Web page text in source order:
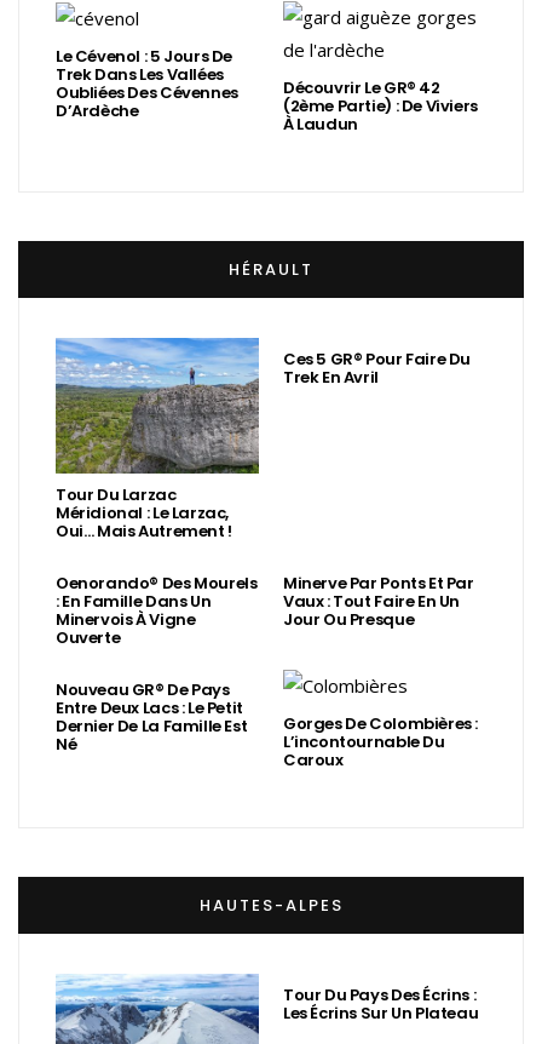
Le Cévenol : 5 Jours De
Trek Dans Les Vallées
Oubliées Des Cévennes
D’Ardèche
Découvrir Le GR® 42
(2ème Partie) : De Viviers
À Laudun
HÉRAULT
Tour Du Larzac
Méridional : Le Larzac,
Oui… Mais Autrement !
Ces 5 GR® Pour Faire Du
Trek En Avril
Oenorando® Des Mourels
: En Famille Dans Un
Minervois À Vigne
Ouverte
Minerve Par Ponts Et Par
Vaux : Tout Faire En Un
Jour Ou Presque
Nouveau GR® De Pays
Entre Deux Lacs : Le Petit
Dernier De La Famille Est
Né
Gorges De Colombières :
L’incontournable Du
Caroux
HAUTES-ALPES
Tour Du Pays Des Écrins :
Les Écrins Sur Un Plateau